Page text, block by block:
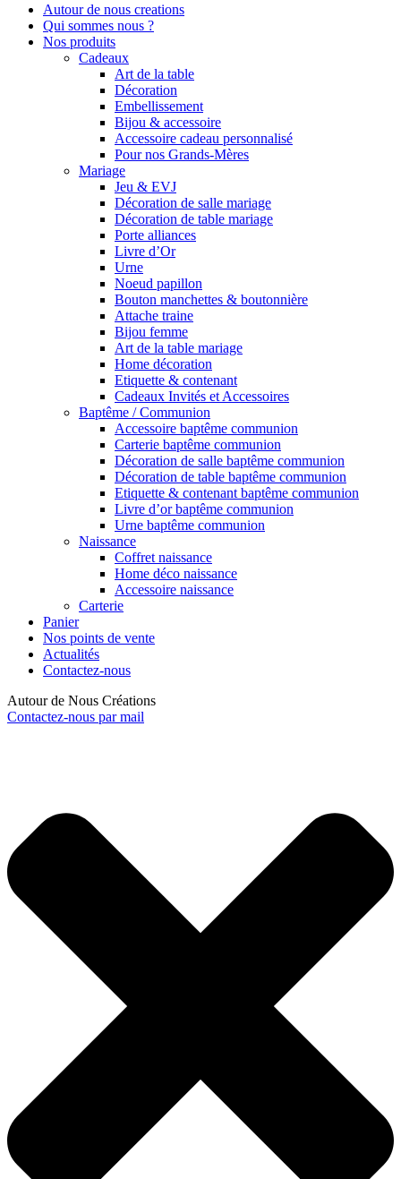
Autour de nous creations
Qui sommes nous ?
Nos produits
Cadeaux
Art de la table
Décoration
Embellissement
Bijou & accessoire
Accessoire cadeau personnalisé
Pour nos Grands-Mères
Mariage
Jeu & EVJ
Décoration de salle mariage
Décoration de table mariage
Porte alliances
Livre d’Or
Urne
Noeud papillon
Bouton manchettes & boutonnière
Attache traine
Bijou femme
Art de la table mariage
Home décoration
Etiquette & contenant
Cadeaux Invités et Accessoires
Baptême / Communion
Accessoire baptême communion
Carterie baptême communion
Décoration de salle baptême communion
Décoration de table baptême communion
Etiquette & contenant baptême communion
Livre d’or baptême communion
Urne baptême communion
Naissance
Coffret naissance
Home déco naissance
Accessoire naissance
Carterie
Panier
Nos points de vente
Actualités
Contactez-nous
Autour de Nous Créations
Contactez-nous par mail